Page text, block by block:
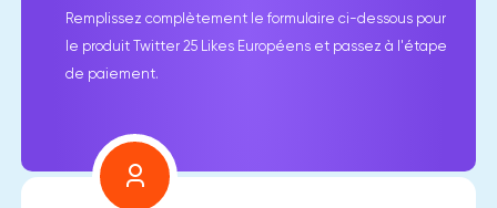
Remplissez complètement le formulaire ci-dessous pour
le produit Twitter 25 Likes Européens et passez à l'étape
de paiement.